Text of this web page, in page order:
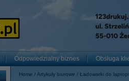
Odpowiedzialny biznes Obsługa
Home Artykuły biurowe Ładowarki do